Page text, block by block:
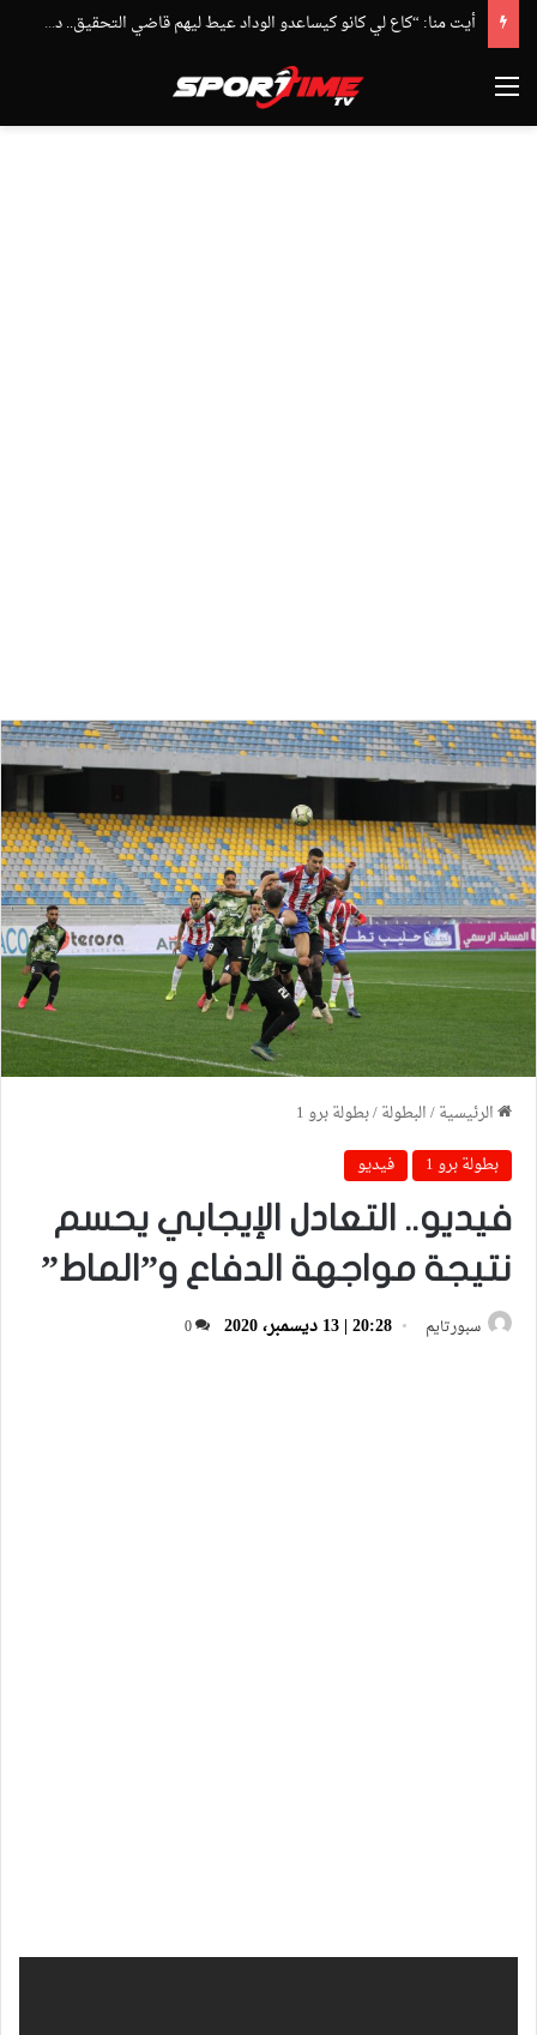
أيت منا: “كاع لي كانو كيساعدو الوداد عيط ليهم قاضي التحقيق.. دابا حتى شي واحد ما بقا باغي يعاون”
القائمة
الرئيسية/البطولة/بطولة برو 1
بطولة برو 1
فيديو
فيديو.. التعادل الإيجابي يحسم
نتيجة مواجهة الدفاع و”الماط”
سبورتايم 20:28 | 13 ديسمبر، 2020 0